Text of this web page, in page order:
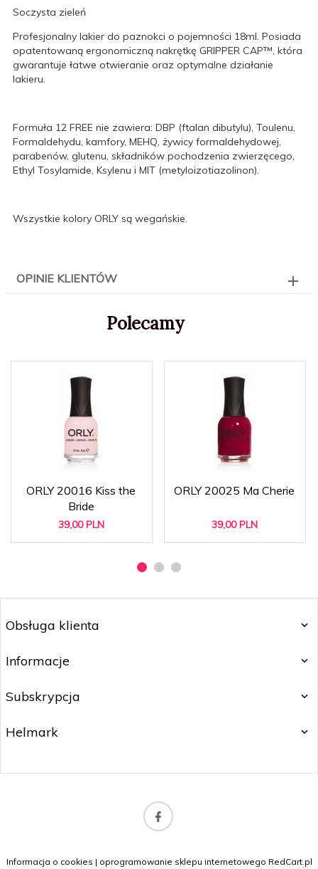
Soczysta zieleń
Profesjonalny lakier do paznokci o pojemności 18ml. Posiada
opatentowaną ergonomiczną nakrętkę GRIPPER CAP™, która
gwarantuje łatwe otwieranie oraz optymalne działanie
lakieru.
Formuła 12 FREE nie zawiera: DBP (ftalan dibutylu), Toulenu,
Formaldehydu, kamfory, MEHQ, żywicy formaldehydowej,
parabenów, glutenu, składników pochodzenia zwierzęcego,
Ethyl Tosylamide, Ksylenu i MIT (metyloizotiazolinon).
Wszystkie kolory ORLY są wegańskie.
OPINIE KLIENTÓW
Polecamy
ORLY 20016 Kiss the
Bride
39,00 PLN
ORLY 20025 Ma Cherie
39,00 PLN
Obsługa klienta
Informacje
Subskrypcja
Helmark
Informacja o cookies | oprogramowanie sklepu internetowego RedCart.pl